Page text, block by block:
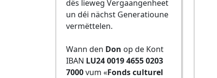
dës lieweg Vergaangenheet
un déi nächst Generatioune
vermëttelen.
Wann den Don op de Kont
IBAN LU24 0019 4655 0203
7000vum «Fonds culturel